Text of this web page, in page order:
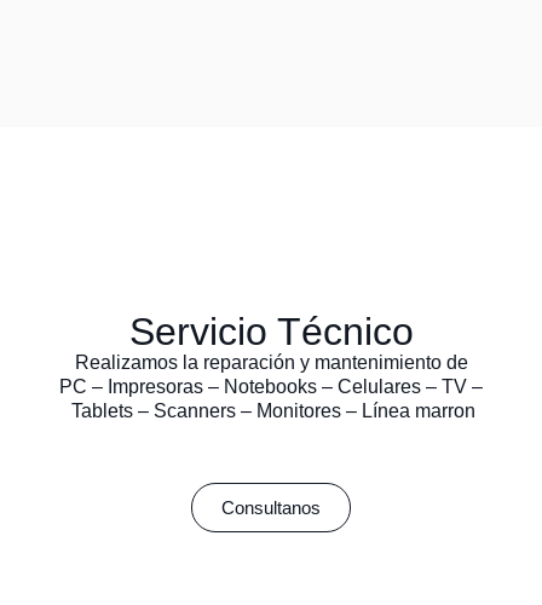
Servicio Técnico
Realizamos la reparación y mantenimiento de
PC – Impresoras – Notebooks – Celulares – TV –
Tablets – Scanners – Monitores – Línea marron
Consultanos